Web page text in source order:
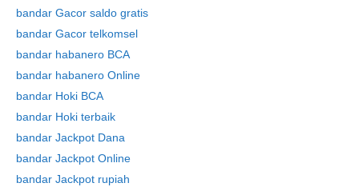
bandar Gacor saldo gratis
bandar Gacor telkomsel
bandar habanero BCA
bandar habanero Online
bandar Hoki BCA
bandar Hoki terbaik
bandar Jackpot Dana
bandar Jackpot Online
bandar Jackpot rupiah